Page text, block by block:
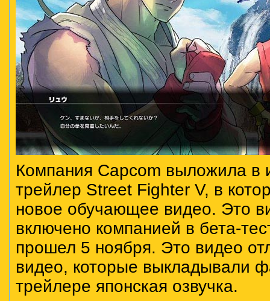
Компания Capcom выложила в
трейлер Street Fighter V, в
новое обучающее видео. Это
включено компанией в бета-
прошел 5 ноября. Это видео
видео, которые выкладывали
трейлере японская озвучка.